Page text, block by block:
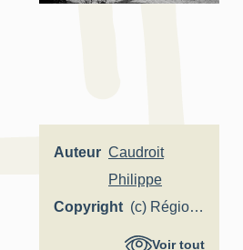
Auteur Caudroit
Philippe
Copyright (c) Région
Hauts-de-
Voir tout